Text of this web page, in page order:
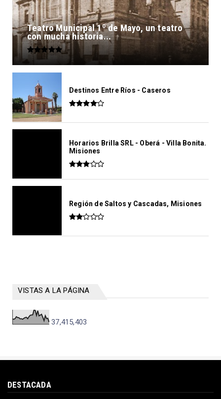
Teatro Municipal 1º de Mayo, un teatro
con mucha historia...
Destinos Entre Ríos - Caseros
Horarios Brilla SRL - Oberá - Villa Bonita.
Misiones
Región de Saltos y Cascadas, Misiones
VISTAS A LA PÁGINA
37,415,403
DESTACADA